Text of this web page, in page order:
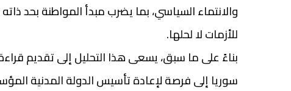
والانتماء السياسي، بما يضرب مبدأ المواطنة بحد
للأزمات لا لحلها.
بناءً على ما سبق، يسعى هذا التحليل إلى تقديم
سوريا إلى فرصة لإعادة تأسيس الدولة المدنية